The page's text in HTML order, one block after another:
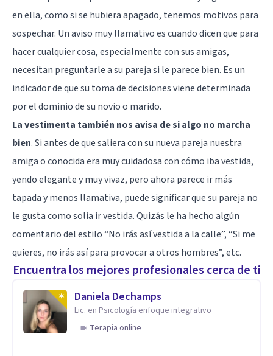
en ella, como si se hubiera apagado, tenemos motivos para
sospechar. Un aviso muy llamativo es cuando dicen que para
hacer cualquier cosa, especialmente con sus amigas,
necesitan preguntarle a su pareja si le parece bien. Es un
indicador de que su toma de decisiones viene determinada
por el dominio de su novio o marido.
La vestimenta también nos avisa de si algo no marcha
bien. Si antes de que saliera con su nueva pareja nuestra
amiga o conocida era muy cuidadosa con cómo iba vestida,
yendo elegante y muy vivaz, pero ahora parece ir más
tapada y menos llamativa, puede significar que su pareja no
le gusta como solía ir vestida. Quizás le ha hecho algún
comentario del estilo “No irás así vestida a la calle”, “Si me
quieres, no irás así para provocar a otros hombres”, etc.
Encuentra los mejores profesionales cerca de ti
Daniela Dechamps
Lic. en Psicología enfoque integrativo
Terapia online